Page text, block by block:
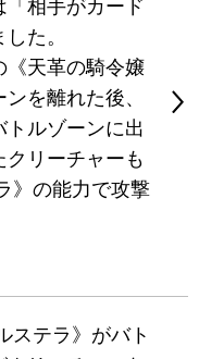
相手がカード
た。
《天革の騎令嬢
を離れた後、
ルゾーンに出
クリーチャーも
》の能力で攻撃
ステラ》がバト